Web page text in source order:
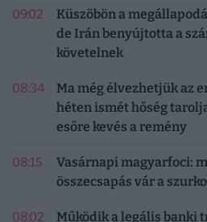
09:02
Küszöbön a
de Irán benyújtotta a
követelnek
08:34
Ma még élvezhetjük az
héten ismét hőség
esőre kevés a remény
08:15
Vasárnapi magyarfoci:
összecsapás vár a
08:02
Működik a legális banki